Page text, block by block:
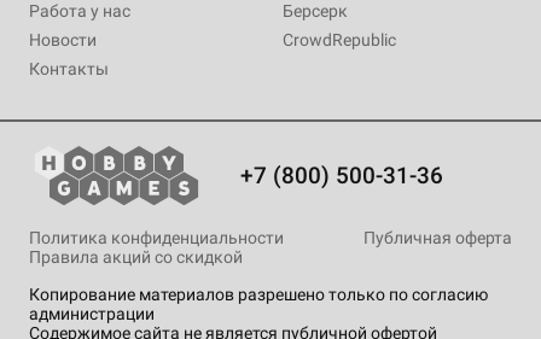
Работа у нас
Новости
Контакты
Берсерк
CrowdRepublic
+7 (800) 500-31-36
Копирование материалов разрешено только по согласию
администрации
Содержимое сайта не является публичной офертой
Политика конфиденциальности
Публичная оферта
Правила акций со скидкой